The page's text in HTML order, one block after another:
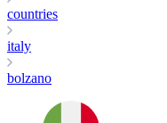
countries
italy
bolzano